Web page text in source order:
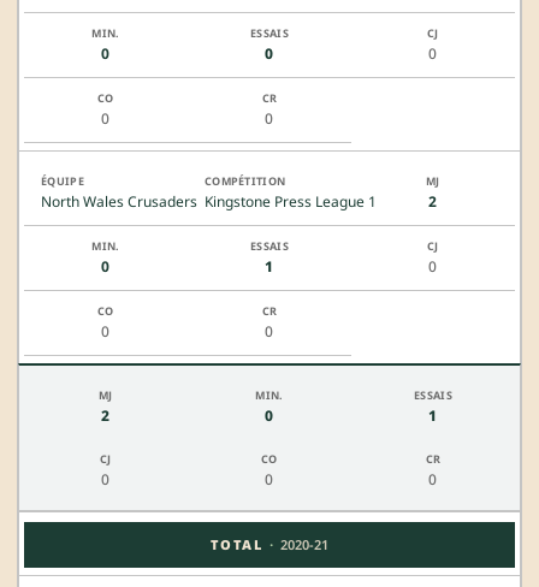
0 0 0
0 0
North Wales Crusaders Kingstone Press League 1 2
0 1 0
0 0
2 0 1
0 0 0
TOTAL · 2020-21